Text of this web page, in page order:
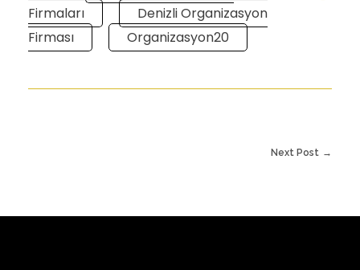
Firmaları
Denizli Organizasyon
Firması
Organizasyon20
Next Post